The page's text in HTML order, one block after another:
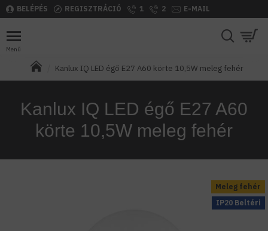
BELÉPÉS REGISZTRÁCIÓ 1 2 E-MAIL
Kanlux IQ LED égő E27 A60 körte 10,5W meleg fehér
Kanlux IQ LED égő E27 A60
körte 10,5W meleg fehér
Meleg fehér
IP20 Beltéri